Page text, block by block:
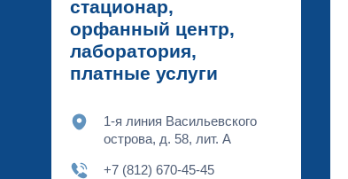
стационар,
орфанный центр,
лаборатория,
платные услуги
1-я линия Васильевского
острова, д. 58, лит. А
+7 (812) 670-45-45